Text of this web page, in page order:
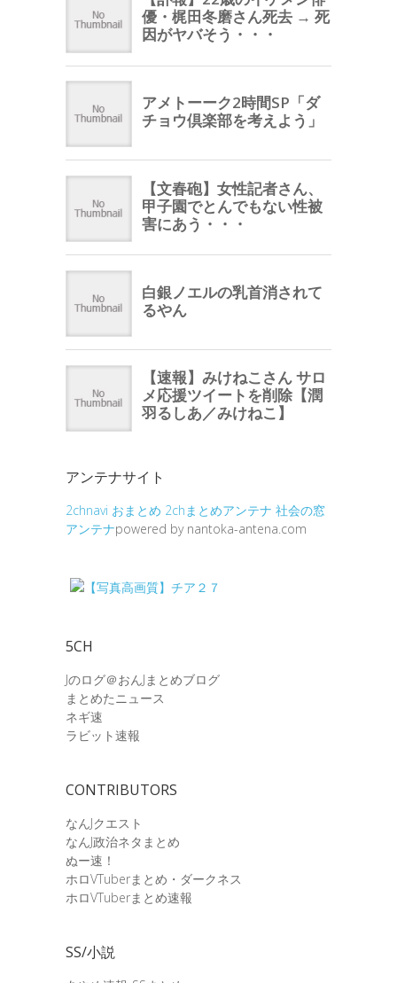
アンテナサイト
2chnavi おまとめ 2chまとめアンテナ 社会の窓
アンテナpowered by nantoka-antena.com
5CH
Jのログ＠おんJまとめブログ
まとめたニュース
ネギ速
ラビット速報
CONTRIBUTORS
なんJクエスト
なんJ政治ネタまとめ
ぬー速！
ホロVTuberまとめ・ダークネス
ホロVTuberまとめ速報
SS/小説